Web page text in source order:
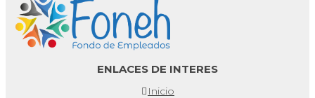
ENLACES DE INTERES
Inicio